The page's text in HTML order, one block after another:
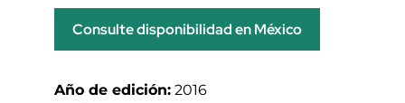
Consulte disponibilidad en México
Año de edición: 2016